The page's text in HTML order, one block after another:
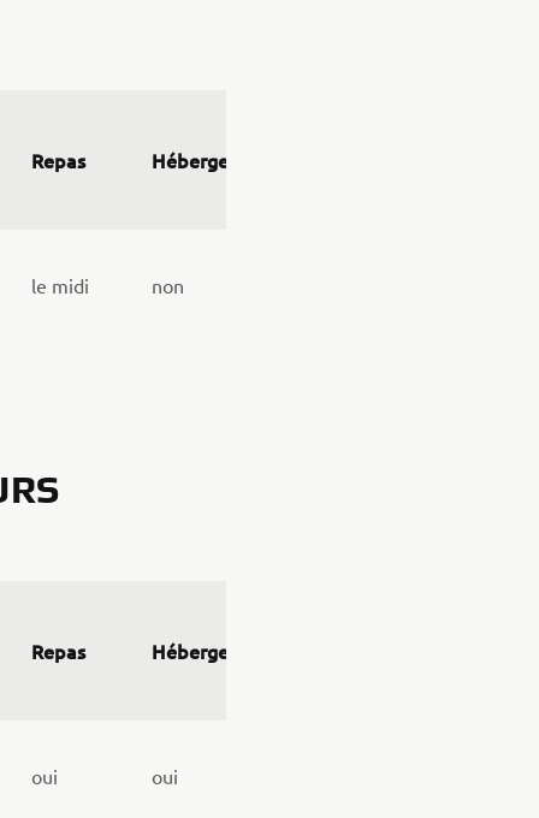
Repas Hébergement
le midi non
Repas Hébergement
oui oui